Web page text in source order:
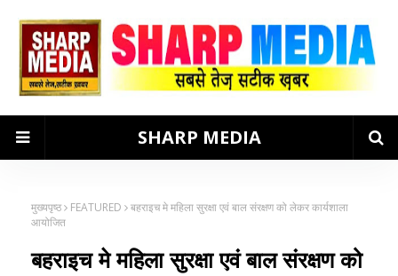
SHARP MEDIA
मुख्यपृष्ठ FEATURED
बहराइच मे महिला सुरक्षा एवं बाल संरक्षण को लेकर कार्यशाला
आयोजित
बहराइच मे महिला सुरक्षा एवं बाल संरक्षण को